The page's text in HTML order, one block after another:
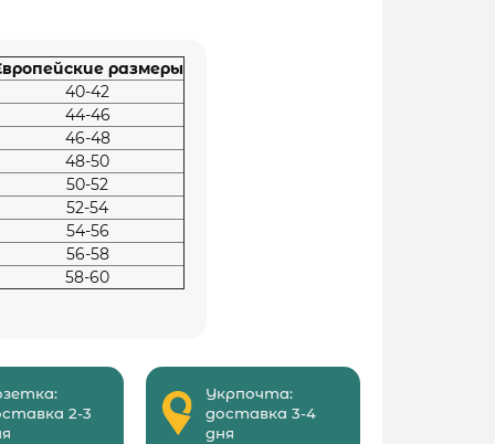
размеры
40-42
44-46
46-48
48-50
50-52
52-54
54-56
56-58
58-60
2-3
Укрпочта:
доставка 3-4
дня